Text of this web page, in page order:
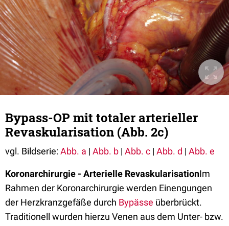
Bypass-OP mit totaler arterieller
Revaskularisation (Abb. 2c)
vgl. Bildserie:Abb. a | Abb. b | Abb. c | Abb. d | Abb. e
Koronarchirurgie - Arterielle RevaskularisationIm
Rahmen der Koronarchirurgie werden Einengungen
der Herzkranzgefäße durch Bypässe überbrückt.
Traditionell wurden hierzu Venen aus dem Unter- bzw.